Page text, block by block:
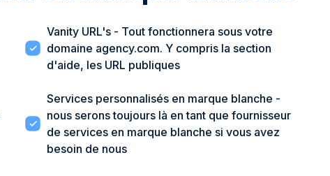
Vanity URL's - Tout fonctionnera sous votre
domaine agency.com. Y compris la section
d'aide, les URL publiques
Services personnalisés en marque blanche -
nous serons toujours là en tant que fournisseur
de services en marque blanche si vous avez
besoin de nous